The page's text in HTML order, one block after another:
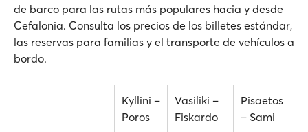
de barco para las rutas más populares hacia y desde
Cefalonia. Consulta los precios de los billetes estándar,
las reservas para familias y el transporte de vehículos a
bordo.
Kyllini –
Poros
Vasiliki –
Fiskardo
Pisaetos
– Sami